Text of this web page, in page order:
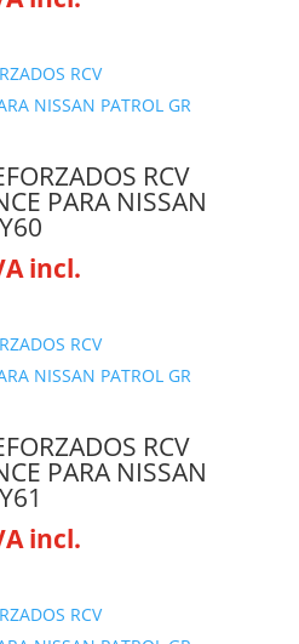
RCV
PARA NISSAN
incl.
RCV
PARA NISSAN
incl.